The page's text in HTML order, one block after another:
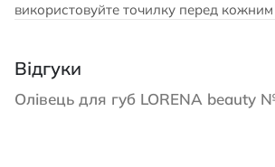
використовуйте точилку перед
Відгуки
Олівець для губ LORENA beauty